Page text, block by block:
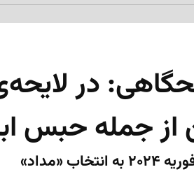
در لایحه‌ی
جمله حبس